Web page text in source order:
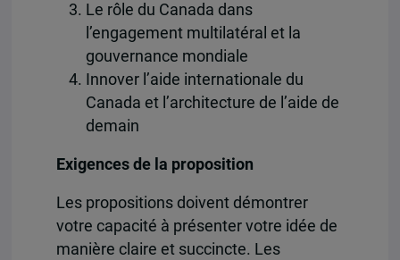
Le rôle du Canada dans
l’engagement multilatéral et la
gouvernance mondiale
Innover l’aide internationale du
Canada et l’architecture de l’aide de
demain
Exigences de la proposition
Les propositions doivent démontrer
votre capacité à présenter votre idée de
manière claire et succincte. Les